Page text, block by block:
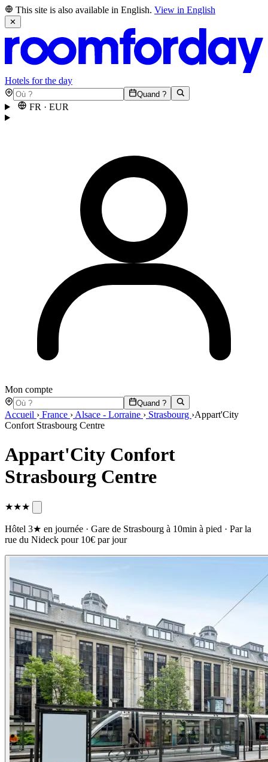
This site is also available in English. View in English
✕
Hotels for the day
Quand ?
FR · EUR
Mon compte
Quand ?
Accueil › France › Alsace - Lorraine › Strasbourg ›Appart'City
Confort Strasbourg Centre
Appart'City Confort
Strasbourg Centre
★★★
Hôtel 3★ en journée · Gare de Strasbourg à 10min à pied · Par la
rue du Nideck pour 10€ par jour